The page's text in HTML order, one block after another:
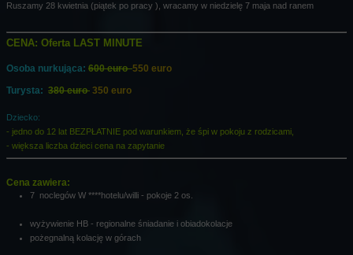
Ruszamy 28 kwietnia (piątek po pracy ), wracamy w niedzielę 7 maja nad ranem
CENA: Oferta LAST MINUTE
Osoba nurkująca: 600 euro 550 euro
Turysta: 380 euro 350 euro
Dziecko:
- jedno do 12 lat BEZPŁATNIE pod warunkiem, że śpi w pokoju z rodzicami,
- większa liczba dzieci cena na zapytanie
Cena zawiera:
7 noclegów W ****hotelu/willi - pokoje 2 os.
wyżywienie HB - regionalne śniadanie i obiadokolacje
pożegnalną kolację w górach